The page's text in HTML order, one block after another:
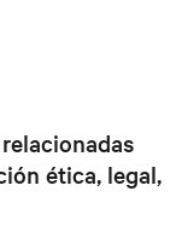
ética, legal,